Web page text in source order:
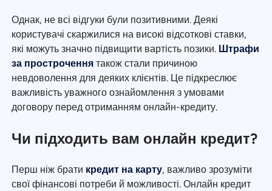
Однак, не всі відгуки були позитивними. Деякі
користувачі скаржилися на високі відсоткові ставки,
які можуть значно підвищити вартість позики. Штрафи
за прострочення також стали причиною
невдоволення для деяких клієнтів. Це підкреслює
важливість уважного ознайомлення з умовами
договору перед отриманням онлайн-кредиту.
Чи підходить вам онлайн кредит?
Перш ніж брати кредит на карту, важливо зрозуміти
свої фінансові потреби й можливості. Онлайн кредит